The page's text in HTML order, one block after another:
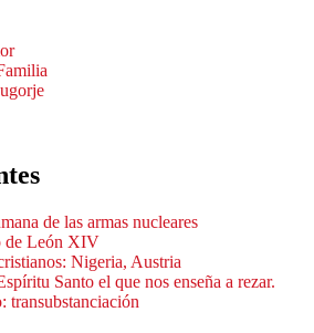
de las armas nucleares
de León XIV
Nigeria, Austria
Santo el que nos enseña a rezar.
transubstanciación